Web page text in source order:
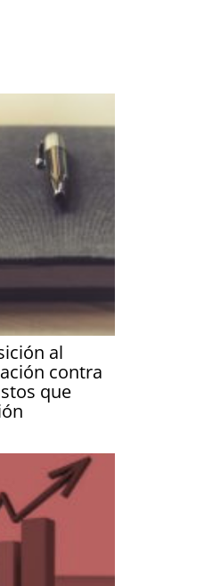
al
contra
que